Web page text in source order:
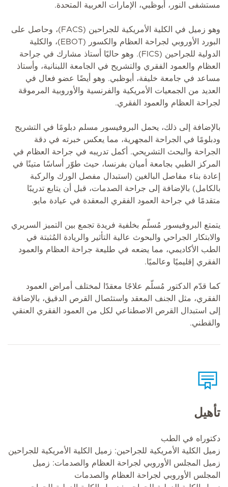
مستشفى النور، أبوظبي، الإمارات العربية المتحدة.
وهو زميل في الكلية الأمريكية للجراحين (FACS)، وحاصل على
البورد الأوروبي لجراحة العظام والكسور (EBOT)، والكلية
الدولية للجراحين (FICS). وهو حاليًا أستاذ مشارك في جراحة
العظام والعمود الفقري والتشريح في الجامعة اللبنانية، وأستاذ
مساعد في جامعة خليفة، أبوظبي. وهو أيضًا عضو فعال في
العديد من الجمعيات الأمريكية والفرنسية والأوروبية المرموقة
لجراحة العظام والعمود الفقري.
بالإضافة إلى ذلك، يحمل البروفيسور مسلم دبلومًا في التشريح
ودبلومًا في الجراحة المجهرية، مما يعكس خبرته في دقة
الجراحة والبحث التشريحي. أكمل تدريبه في جراحة العظام في
المركز الطبي بجامعة أميان بفرنسا، حيث طوّر أساسًا متينًا في
إعادة بناء مفاصل البالغين (استبدال مفصل الورك والركبة
بالكامل) بالإضافة إلى جراحة الصدمات، قبل أن يتابع تدريبًا
متقدمًا في جراحة العمود الفقري المعقدة في عيادة مايو.
يتمتع البروفيسور مُسلّم بخلفية فريدة تجمع بين التميز السريري
والابتكار الجراحي والبحوث عالية التأثير والريادة المُثبتة في
الطب الأكاديمي، مما يضعه في طليعة جراحة العظام والعمود
الفقري إقليميًا وعالميًا.
كما قدّم الدكتور مُسلّم علاجًا معقدًا لمختلف أمراض العمود
الفقري، مثل الجنف المعقد واستئصال القرص الدقيق، بالإضافة
إلى استبدال القرص الاصطناعي لكل من العمود الفقري العنقي
والقطني.
تأهيل
دكتوراه في الطب
زميل الكلية الأمريكية للجراحين: زميل الكلية الأمريكية للجراحين
زميل المجلس الأوروبي لجراحة العظام والصدمات: زميل
المجلس الأوروبي لجراحة العظام والصدمات